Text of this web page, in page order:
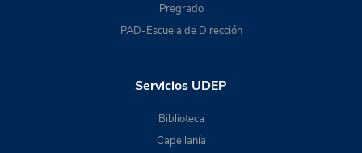
Pregrado
PAD-Escuela de Dirección
Servicios UDEP
Biblioteca
Capellanía